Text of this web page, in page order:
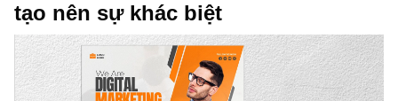
tạo nên sự khác biệt